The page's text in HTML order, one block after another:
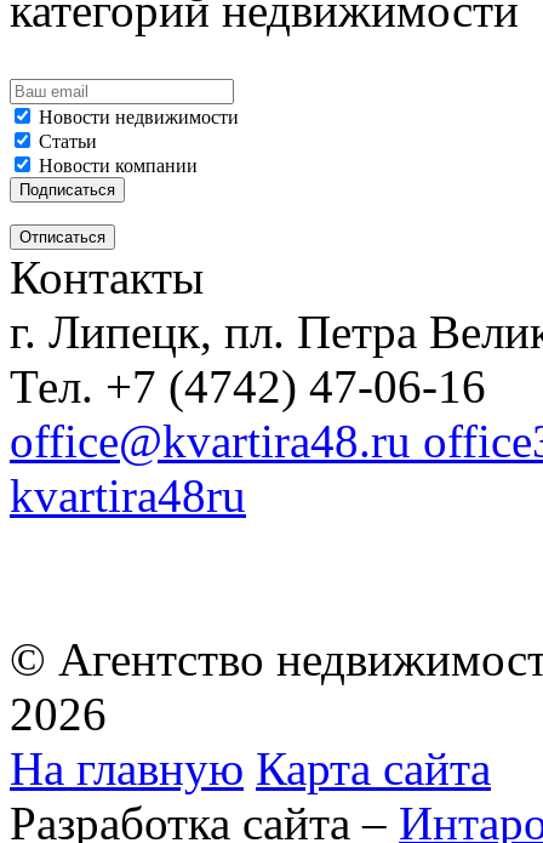
Новости недвижимости
Статьи
Новости компании
Контакты
г. Липецк, пл. Петра
Тел. +7 (4742) 47-06-16
office@kvartira48.ru
kvartira48ru
© Агентство
2026
На главную Карта сайта
Разработка сайта –